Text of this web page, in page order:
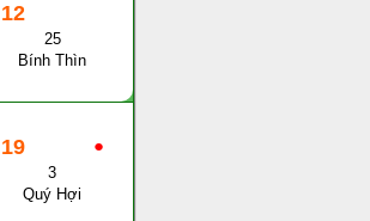
12
25
Bính Thìn
●
19
3
Quý Hợi